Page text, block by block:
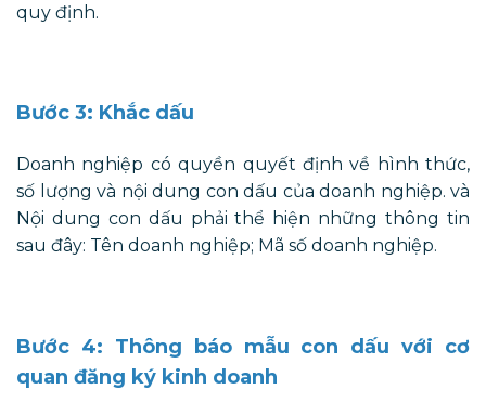
quy định.
Bước 3: Khắc dấu
Doanh nghiệp có quyền quyết định về hình thức,
số lượng và nội dung con dấu của doanh nghiệp. và
Nội dung con dấu phải thể hiện những thông tin
sau đây: Tên doanh nghiệp; Mã số doanh nghiệp.
Bước 4: Thông báo mẫu con dấu với cơ
quan đăng ký kinh doanh